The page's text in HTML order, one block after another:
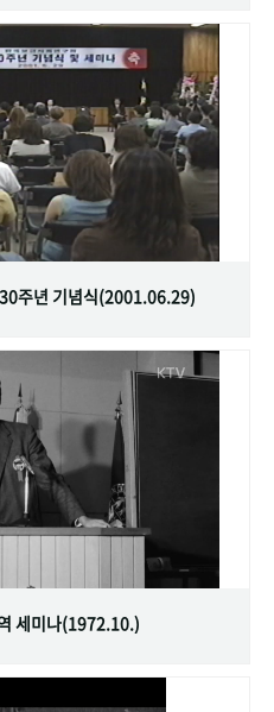
주년 기념식(2001.06.29)
세미나(1972.10.)